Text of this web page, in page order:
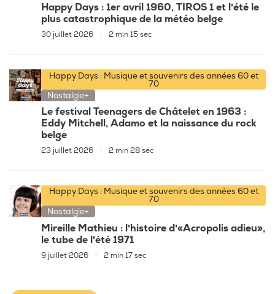
Happy Days : 1er avril 1960, TIROS 1 et l'été le
plus catastrophique de la météo belge
30 juillet 2026 2 min 15 sec
Happy Days : Musique et souvenirs des années 60 et
70
Nostalgie+
Le festival Teenagers de Châtelet en 1963 :
Eddy Mitchell, Adamo et la naissance du rock
belge
23 juillet 2026 2 min 28 sec
Happy Days : Musique et souvenirs des années 60 et
70
Nostalgie+
Mireille Mathieu : l'histoire d'«Acropolis adieu»,
le tube de l'été 1971
9 juillet 2026 2 min 17 sec